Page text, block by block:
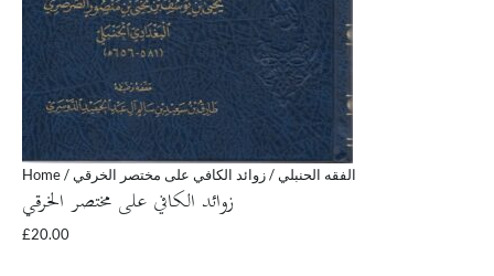
Home/ الفقه الحنبلي / زوائد الكافي على مختصر الخرقي
زوائد الكافي على مختصر الخرقي
£20.00